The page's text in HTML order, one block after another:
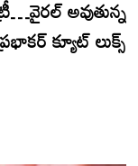
అవుతున్న
క్యూట్ లుక్స్